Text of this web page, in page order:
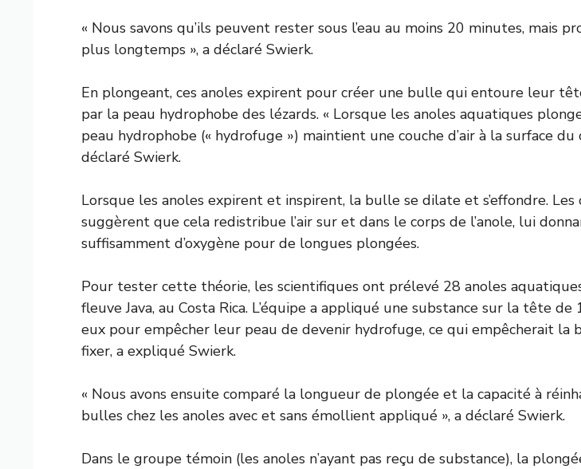
« Nous savons qu’ils peuvent rester sous l’eau au moins 20 minutes, mais
plus longtemps », a déclaré Swierk.
En plongeant, ces anoles expirent pour créer une bulle qui entoure leur
par la peau hydrophobe des lézards. « Lorsque les anoles aquatiques
peau hydrophobe (« hydrofuge ») maintient une couche d’air à la surface du
déclaré Swierk.
Lorsque les anoles expirent et inspirent, la bulle se dilate et s’effondre. Les
suggèrent que cela redistribue l’air sur et dans le corps de l’anole, lui
suffisamment d’oxygène pour de longues plongées.
Pour tester cette théorie, les scientifiques ont prélevé 28 anoles
fleuve Java, au Costa Rica. L’équipe a appliqué une substance sur la tête de
eux pour empêcher leur peau de devenir hydrofuge, ce qui empêcherait la
fixer, a expliqué Swierk.
« Nous avons ensuite comparé la longueur de plongée et la capacité à
bulles chez les anoles avec et sans émollient appliqué », a déclaré Swierk.
Dans le groupe témoin (les anoles n’ayant pas reçu de substance), la